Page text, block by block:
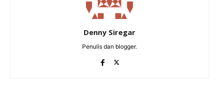
Denny Siregar
Penulis dan blogger.